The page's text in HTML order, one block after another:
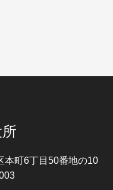
本町6丁目50番地の10